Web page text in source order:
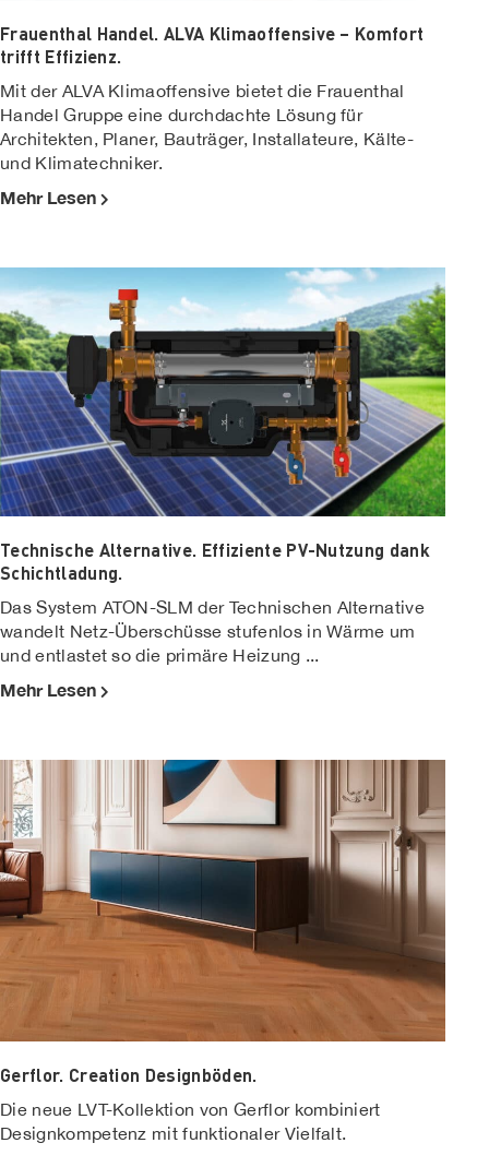
Frauenthal Handel. ALVA Klimaoffensive – Komfort
trifft Effizienz.
Mit der ALVA Klimaoffensive bietet die Frauenthal
Handel Gruppe eine durchdachte Lösung für
Architekten, Planer, Bauträger, Installateure, Kälte-
und Klimatechniker.
Mehr Lesen
Technische Alternative. Effiziente PV-Nutzung dank
Schichtladung.
Das System ATON-SLM der Technischen Alternative
wandelt Netz-Überschüsse stufenlos in Wärme um
und entlastet so die primäre Heizung ...
Mehr Lesen
Gerflor. Creation Designböden.
Die neue LVT-Kollektion von Gerflor kombiniert
Designkompetenz mit funktionaler Vielfalt.